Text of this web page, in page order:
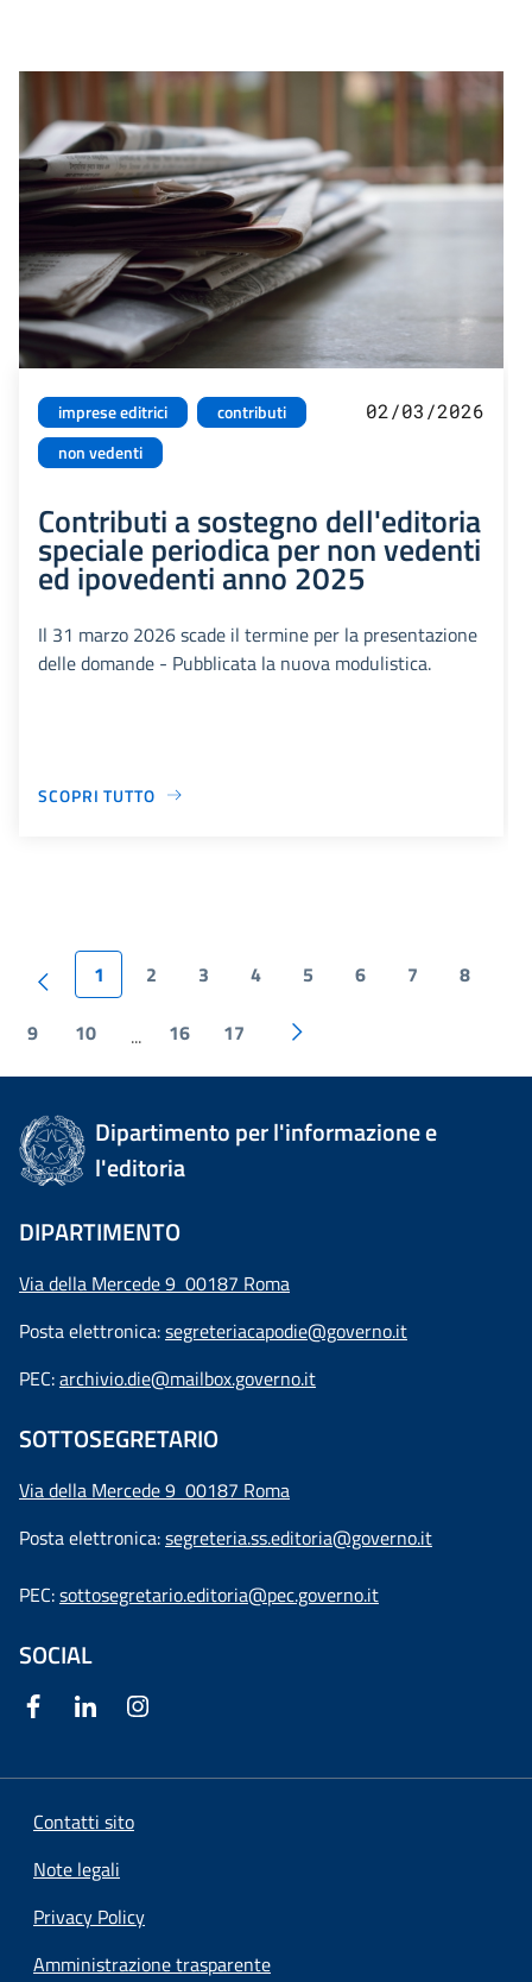
imprese editrici
contributi
non vedenti
02/03/2026
Contributi a sostegno dell'editoria
speciale periodica per non vedenti
ed ipovedenti anno 2025
Il 31 marzo 2026 scade il termine per la presentazione
delle domande - Pubblicata la nuova modulistica.
SCOPRI TUTTO
1 2 3 4 5 6 7 8
9 10 ... 16 17
Dipartimento per l'informazione e
l'editoria
DIPARTIMENTO
Via della Mercede 9 00187 Roma
Posta elettronica:segreteriacapodie@governo.it
PEC:archivio.die@mailbox.governo.it
SOTTOSEGRETARIO
Via della Mercede 9 00187 Roma
Posta elettronica:segreteria.ss.editoria@governo.it
PEC:sottosegretario.editoria@pec.governo.it
SOCIAL
Contatti sito
Note legali
Privacy Policy
Amministrazione trasparente